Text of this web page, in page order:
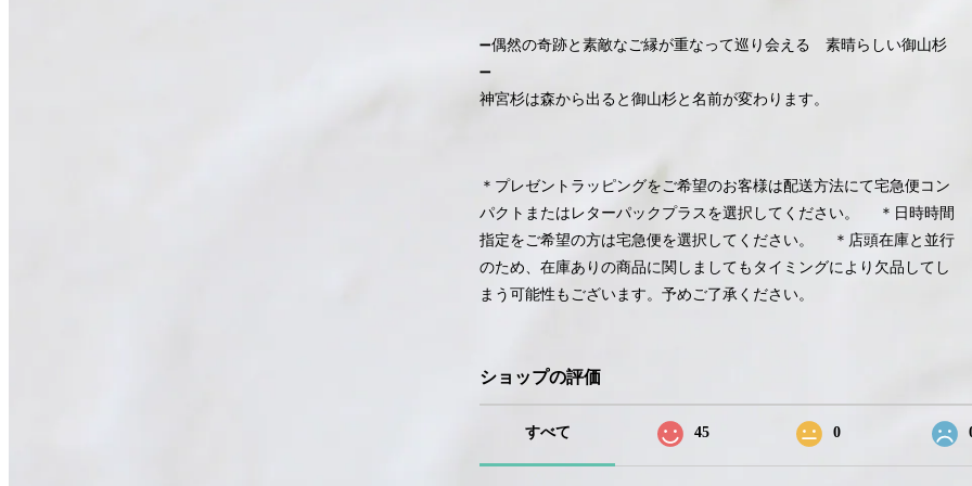
➖偶然の奇跡と素敵なご縁が重なって巡り会える 素晴らしい御山杉
➖
神宮杉は森から出ると御山杉と名前が変わります。
＊プレゼントラッピングをご希望のお客様は配送方法にて宅急便コン
パクトまたはレターパックプラスを選択してください。 ＊日時時間
指定をご希望の方は宅急便を選択してください。 ＊店頭在庫と並行
のため、在庫ありの商品に関しましてもタイミングにより欠品してし
まう可能性もございます。予めご了承ください。
ショップの評価
すべて 45 0